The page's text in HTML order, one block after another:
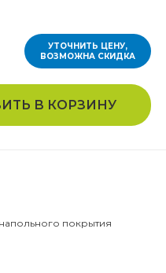
УТОЧНИТЬ ЦЕНУ,
ВОЗМОЖНА СКИДКА
В КОРЗИНУ
покрытия